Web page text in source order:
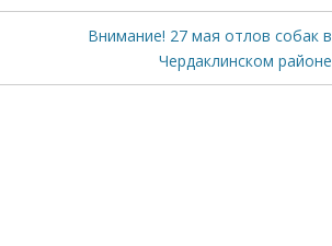
Внимание! 27 мая отлов собак в
Чердаклинском районе